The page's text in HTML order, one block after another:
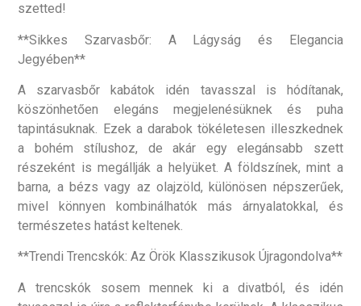
szetted!
**Sikkes Szarvasbőr: A Lágyság és Elegancia
Jegyében**
A szarvasbőr kabátok idén tavasszal is hódítanak,
köszönhetően elegáns megjelenésüknek és puha
tapintásuknak. Ezek a darabok tökéletesen illeszkednek
a bohém stílushoz, de akár egy elegánsabb szett
részeként is megállják a helyüket. A földszínek, mint a
barna, a bézs vagy az olajzöld, különösen népszerűek,
mivel könnyen kombinálhatók más árnyalatokkal, és
természetes hatást keltenek.
**Trendi Trencskók: Az Örök Klasszikusok Újragondolva**
A trencskók sosem mennek ki a divatból, és idén